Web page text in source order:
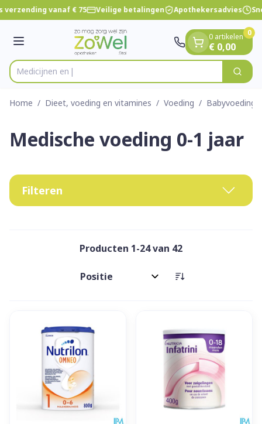
Ga naar de inhoud
1 van 1vanaf € 75 Veilige betalingen Apothekersadvies
Menu
Product, merk, categorie... Zoek
0 artikelen
€ 0,00
0
Home / Dieet, voeding en vitamines / Voeding / Babyvoeding
Medische voeding 0-1 jaar
Filteren
Producten 1-24van 42
Sorteer op: